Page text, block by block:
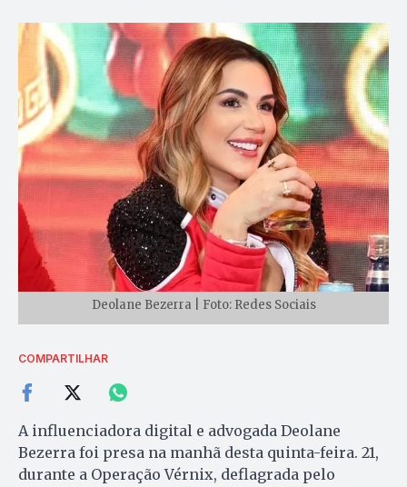
Deolane Bezerra | Foto: Redes Sociais
COMPARTILHAR
A influenciadora digital e advogada Deolane
Bezerra foi presa na manhã desta quinta-feira. 21,
durante a Operação Vérnix, deflagrada pelo